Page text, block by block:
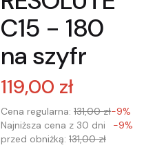
C15 - 180
na szyfr
119,00 zł
Cena regularna: 131,00 zł-9%
Najniższa cena z 30 dni
przed obniżką: 131,00 zł
-9%